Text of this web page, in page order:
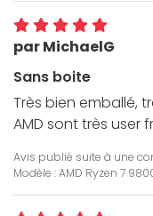
par MichaelG
Sans boite
Très bien emballé,
AMD sont très user
Avis publié suite à une
Modèle : AMD Ryzen 7